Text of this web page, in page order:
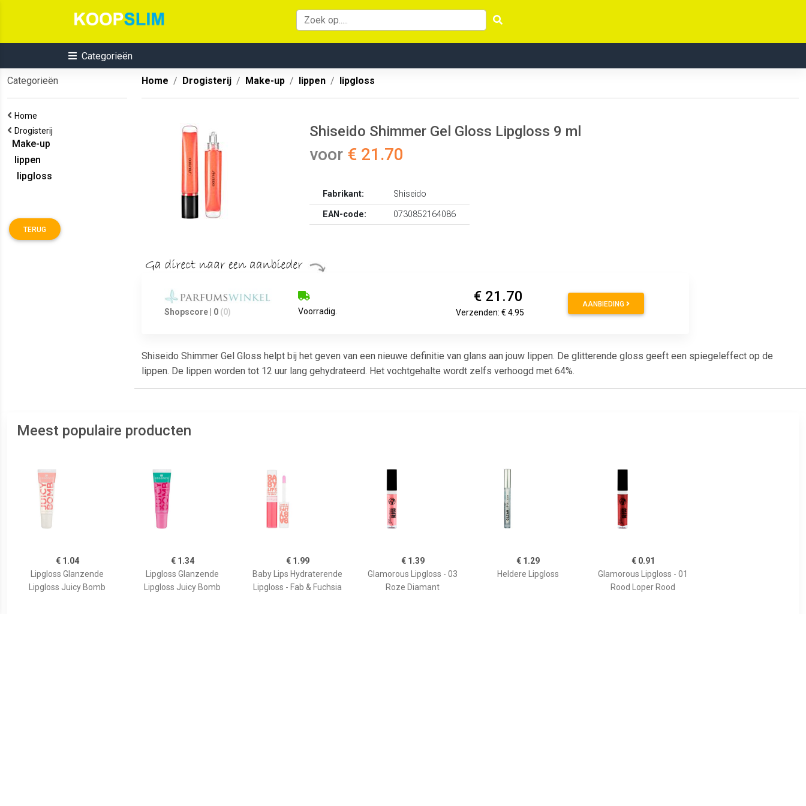
Categorieën
Categorieën
Home
Drogisterij
Make-up
lippen
lipgloss
TERUG
Home Drogisterij Make-up lippen lipgloss
Shiseido Shimmer Gel Gloss Lipgloss 9 ml
voor € 21.70
Fabrikant:
Shiseido
EAN-code:
0730852164086
Shopscore | 0 (0) Voorradig.
€ 21.70
Verzenden: € 4.95
AANBIEDING
Shiseido Shimmer Gel Gloss helpt bij het geven van een nieuwe definitie van glans aan jouw lippen. De glitterende gloss geeft een spiegeleffect op de
lippen. De lippen worden tot 12 uur lang gehydrateerd. Het vochtgehalte wordt zelfs verhoogd met 64%.
Meest populaire producten
€ 1.04
Lipgloss Glanzende
Lipgloss Juicy Bomb
€ 1.34
Lipgloss Glanzende
Lipgloss Juicy Bomb
€ 1.99
Baby Lips Hydraterende
Lipgloss - Fab & Fuchsia
€ 1.39
Glamorous Lipgloss - 03
Roze Diamant
€ 1.29
Heldere Lipgloss
€ 0.91
Glamorous Lipgloss - 01
Rood Loper Rood